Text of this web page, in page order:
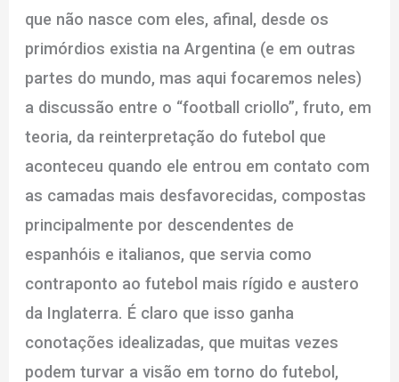
que não nasce com eles, afinal, desde os
primórdios existia na Argentina (e em outras
partes do mundo, mas aqui focaremos neles)
a discussão entre o “football criollo”, fruto, em
teoria, da reinterpretação do futebol que
aconteceu quando ele entrou em contato com
as camadas mais desfavorecidas, compostas
principalmente por descendentes de
espanhóis e italianos, que servia como
contraponto ao futebol mais rígido e austero
da Inglaterra. É claro que isso ganha
conotações idealizadas, que muitas vezes
podem turvar a visão em torno do futebol,